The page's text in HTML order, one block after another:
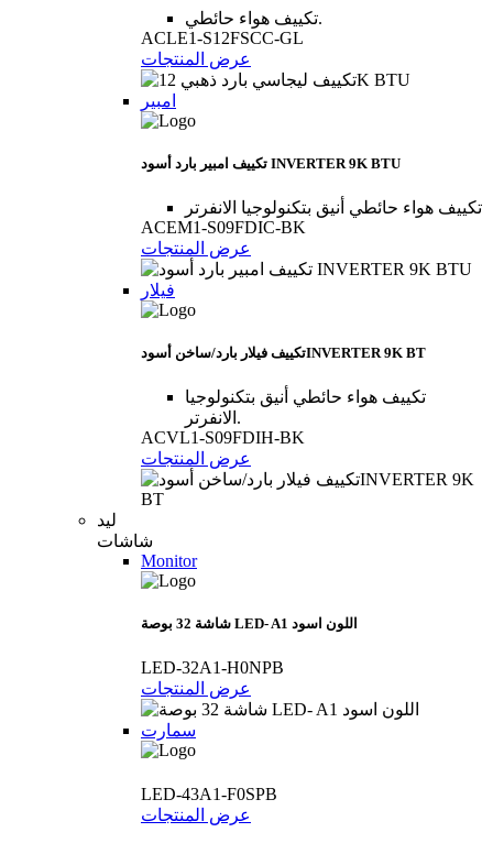
تكييف هواء حائطي.
ACLE1-S12FSCC-GL
عرض المنتجات
امبير
تكييف امبير بارد أسود INVERTER 9K BTU
تكييف هواء حائطي أنيق بتكنولوجيا الانفرتر
ACEM1-S09FDIC-BK
عرض المنتجات
فيلار
تكييف فيلار بارد/ساخن أسودINVERTER 9K BT
تكييف هواء حائطي أنيق بتكنولوجيا
الانفرتر.
ACVL1-S09FDIH-BK
عرض المنتجات
ليد
شاشات
Monitor
شاشة 32 بوصة LED- A1 اللون اسود
LED-32A1-H0NPB
عرض المنتجات
سمارت
LED-43A1-F0SPB
عرض المنتجات